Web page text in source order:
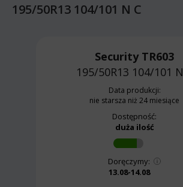
195/50R13 104/101 N C
Security TR603
195/50R13 104/101 N
Data produkcji:
nie starsza niż 24 miesiące
Dostępność:
duża ilość
Doręczymy:
13.08-14.08